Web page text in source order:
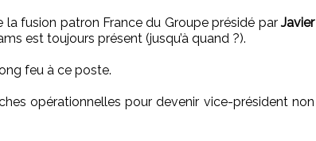
la fusion patron France du Groupe présidé parJavier
est toujours présent (jusqu’à quand ?).
feu à ce poste.
opérationnelles pour devenir vice-président non